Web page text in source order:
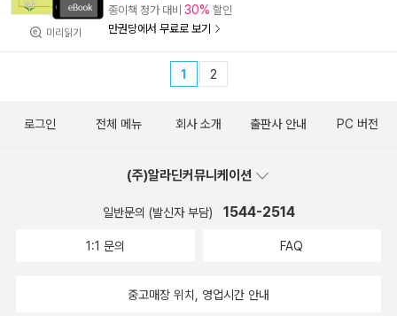
미리읽기
종이책 정가 대비 30% 할인
만권당에서 무료로 보기
1 2
로그인 전체 메뉴 회사 소개 출판사 안내 PC 버전
(주)알라딘커뮤니케이션
일반문의 (발신자 부담) 1544-2514
1:1 문의 FAQ
중고매장 위치, 영업시간 안내